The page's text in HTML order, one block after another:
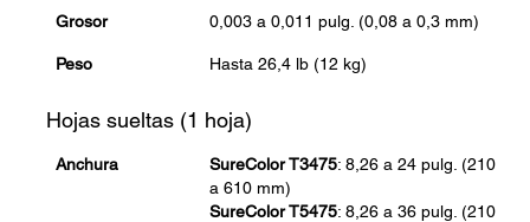
Grosor 0,003 a 0,011 pulg. (0,08 a 0,3 mm)
Peso Hasta 26,4 lb (12 kg)
Hojas sueltas (1 hoja)
Anchura SureColor T3475: 8,26 a 24 pulg. (210
a 610 mm)
SureColor T5475: 8,26 a 36 pulg. (210